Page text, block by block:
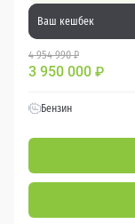
Ваш кешбек
4 954 990 ₽
3 950 000 ₽
Бензин